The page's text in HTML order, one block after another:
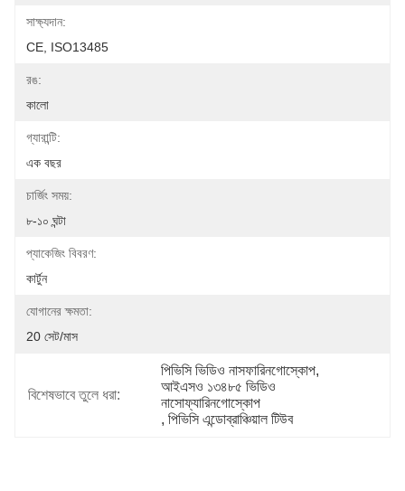
সাক্ষ্যদান:
CE, ISO13485
রঙ:
কালো
গ্যারান্টি:
এক বছর
চার্জিং সময়:
৮-১০ ঘন্টা
প্যাকেজিং বিবরণ:
কার্টুন
যোগানের ক্ষমতা:
20 সেট/মাস
বিশেষভাবে তুলে ধরা:
পিভিসি ভিডিও নাসফারিনগোস্কোপ,
আইএসও ১৩৪৮৫ ভিডিও
নাসোফ্যারিনগোস্কোপ
, পিভিসি এন্ডোব্রাঞ্চিয়াল টিউব